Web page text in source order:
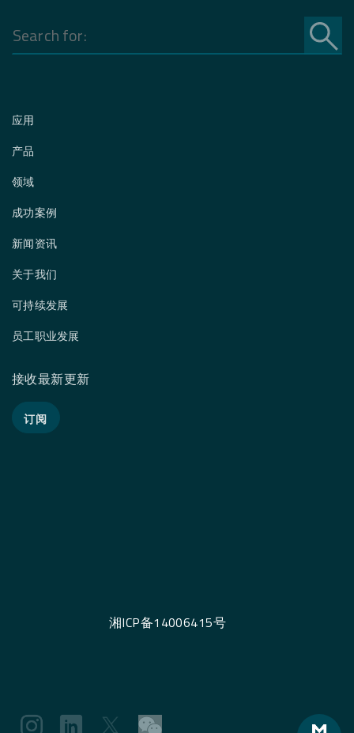
Search
for:
应用
产品
领域
成功案例
新闻资讯
关于我们
可持续发展
员工职业发展
接收最新更新
订阅
湘ICP备14006415号